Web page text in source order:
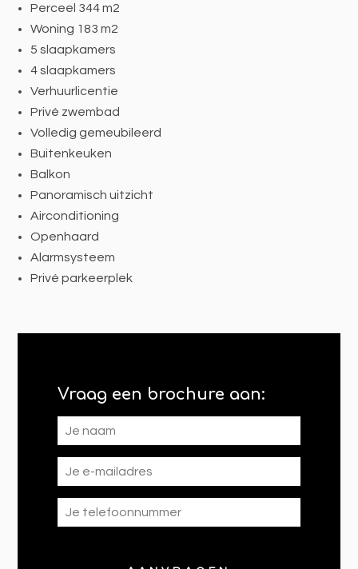
Perceel 344 m2
Woning 183 m2
5 slaapkamers
4 slaapkamers
Verhuurlicentie
Privé zwembad
Volledig gemeubileerd
Buitenkeuken
Balkon
Panoramisch uitzicht
Airconditioning
Openhaard
Alarmsysteem
Privé parkeerplek
Vraag een brochure aan: